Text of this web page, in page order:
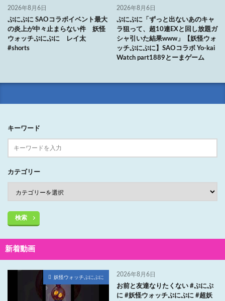
2026年8月6日
ぷにぷに SAOコラボイベント最大
の炎上が中々止まらない件 妖怪
ウォッチぷにぷに レイ太
#shorts
2026年8月6日
ぷにぷに「ずっと出ないあのキャ
ラ狙って、超10連EXと回し放題ガ
シャ引いた結果www」【妖怪ウォ
ッチぷにぷに】SAOコラボ Yo-kai
Watch part1889とーまゲーム
キーワード
カテゴリー
検索
新着動画
妖怪ウォッチぷにぷに 2026年8月6日
お前と友達なりたくない #ぷにぷ
に #妖怪ウォッチぷにぷに #超妖